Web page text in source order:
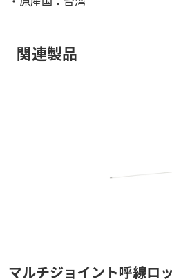
関連製品
マルチジョイント呼線ロ